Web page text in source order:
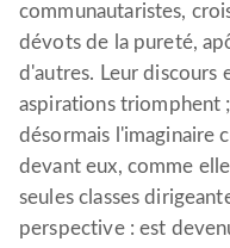
communautaristes,
dévots de la pureté,
d'autres. Leur discours
aspirations triomphent
désormais l'imaginaire
devant eux, comme
seules classes
perspective : est